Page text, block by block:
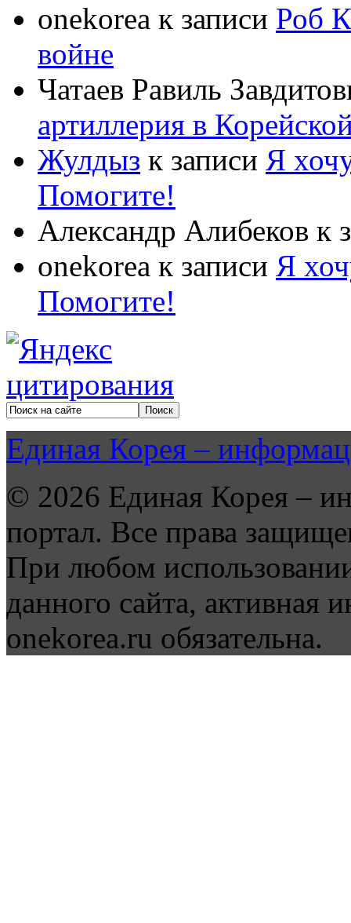
onekorea к записи Роб
войне
Чатаев Равиль
артиллерия в
Жулдыз к записи Я
Помогите!
Александр Алибеков к
onekorea к записи Я
Помогите!
Единая Корея –
© 2026 Единая Корея –
портал. Все права
При любом
данного сайта, активная
onekorea.ru обязательна.